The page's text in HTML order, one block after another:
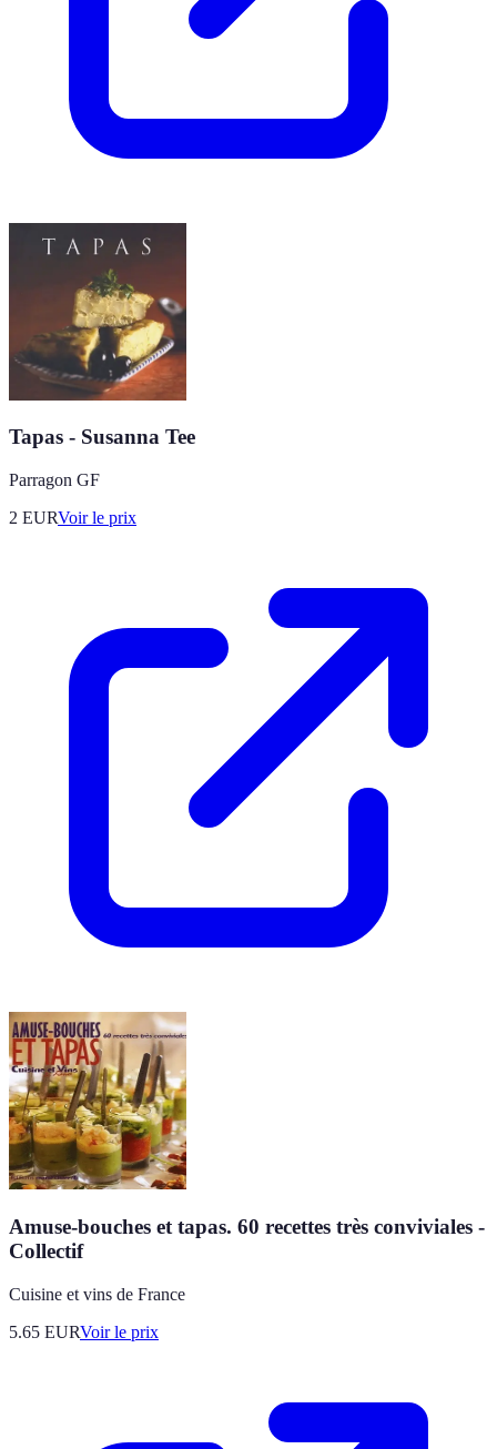
Tapas - Susanna Tee
Parragon GF
2 EURVoir le prix
Amuse-bouches et tapas. 60 recettes très conviviales -
Collectif
Cuisine et vins de France
5.65 EURVoir le prix